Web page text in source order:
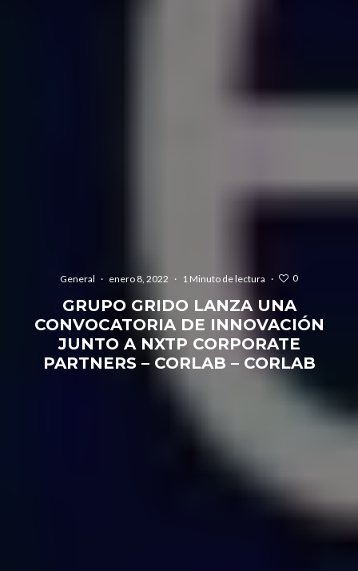
General · enero 8, 2022 · 1 Minuto de lectura · 0
GRUPO GRIDO LANZA UNA
CONVOCATORIA DE INNOVACIÓN
JUNTO A NXTP CORPORATE
PARTNERS – CORLAB – CORLAB